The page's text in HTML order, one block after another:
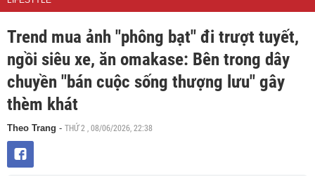
Trend mua ảnh "phông bạt" đi trượt tuyết,
ngồi siêu xe, ăn omakase: Bên trong dây
chuyền "bán cuộc sống thượng lưu" gây
thèm khát
Theo Trang - THỨ 2 , 08/06/2026, 22:38